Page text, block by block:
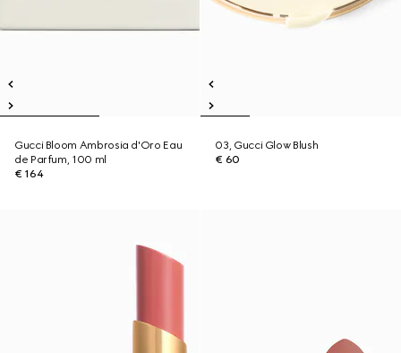
Gucci Bloom Ambrosia d'Oro Eau
de Parfum, 100 ml
€ 164
03, Gucci Glow Blush
€ 60